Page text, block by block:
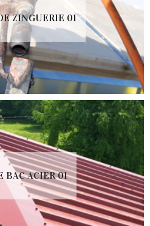
ZINGUERIE 01
BAC ACIER 01